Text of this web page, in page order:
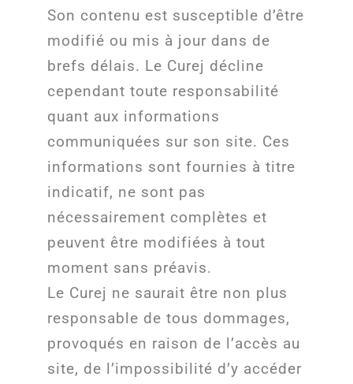
Son contenu est susceptible d’être
modifié ou mis à jour dans de
brefs délais. Le Curej décline
cependant toute responsabilité
quant aux informations
communiquées sur son site. Ces
informations sont fournies à titre
indicatif, ne sont pas
nécessairement complètes et
peuvent être modifiées à tout
moment sans préavis.
Le Curej ne saurait être non plus
responsable de tous dommages,
provoqués en raison de l’accès au
site, de l’impossibilité d’y accéder